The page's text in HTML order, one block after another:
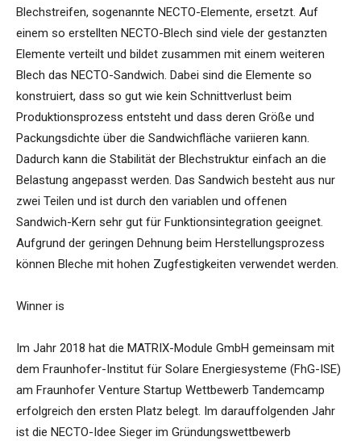
Blechstreifen, sogenannte NECTO-Elemente, ersetzt. Auf
einem so erstellten NECTO-Blech sind viele der gestanzten
Elemente verteilt und bildet zusammen mit einem weiteren
Blech das NECTO-Sandwich. Dabei sind die Elemente so
konstruiert, dass so gut wie kein Schnittverlust beim
Produktionsprozess entsteht und dass deren Größe und
Packungsdichte über die Sandwichfläche variieren kann.
Dadurch kann die Stabilität der Blechstruktur einfach an die
Belastung angepasst werden. Das Sandwich besteht aus nur
zwei Teilen und ist durch den variablen und offenen
Sandwich-Kern sehr gut für Funktionsintegration geeignet.
Aufgrund der geringen Dehnung beim Herstellungsprozess
können Bleche mit hohen Zugfestigkeiten verwendet werden.
Winner is
Im Jahr 2018 hat die MATRIX-Module GmbH gemeinsam mit
dem Fraunhofer-Institut für Solare Energiesysteme (FhG-ISE)
am Fraunhofer Venture Startup Wettbewerb Tandemcamp
erfolgreich den ersten Platz belegt. Im darauffolgenden Jahr
ist die NECTO-Idee Sieger im Gründungswettbewerb